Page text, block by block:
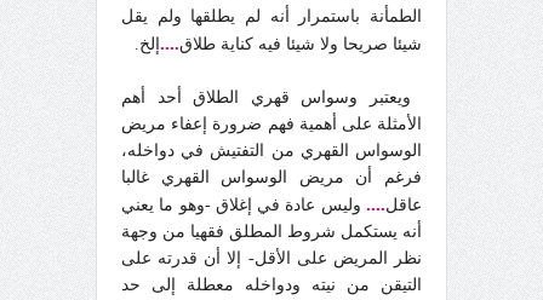
الطمأنة باستمرار أنه لم يطلقها ولم يقل
شيئا صريحا ولا شيئا فيه كناية طلاق....إلخ.
ويعتبر وسواس قهري الطلاق أحد أهم
الأمثلة على أهمية فهم ضرورة إعفاء مريض
الوسواس القهري من التفتيش في دواخله،
فرغم أن مريض الوسواس القهري غالبا
عاقل.... وليس عادة في إغلاق -وهو ما يعني
أنه يستكمل شروط المطلق فقهيا من وجهة
نظر المريض على الأقل- إلا أن قدرته على
التيقن من نيته ودواخله معطلة إلى حد